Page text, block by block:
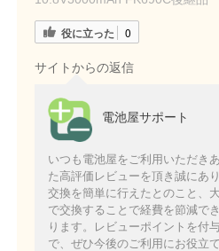
役に立った 0
サイトからの返信
電池屋サポート
いつも電池屋をご利用いただき
た高評価レビューを頂き誠にあ
交換を簡単に行えたとのこと、
で交換することで経費を節減で
ります。レビューポイントを付
で、ぜひ今後のご利用にお役立